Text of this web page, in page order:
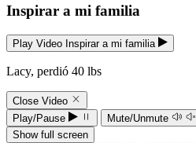
Inspirar a mi familia
Play Video Inspirar a mi familia
Lacy, perdió 40 lbs
Close Video
Play/Pause
Mute/Unmute
Show full screen